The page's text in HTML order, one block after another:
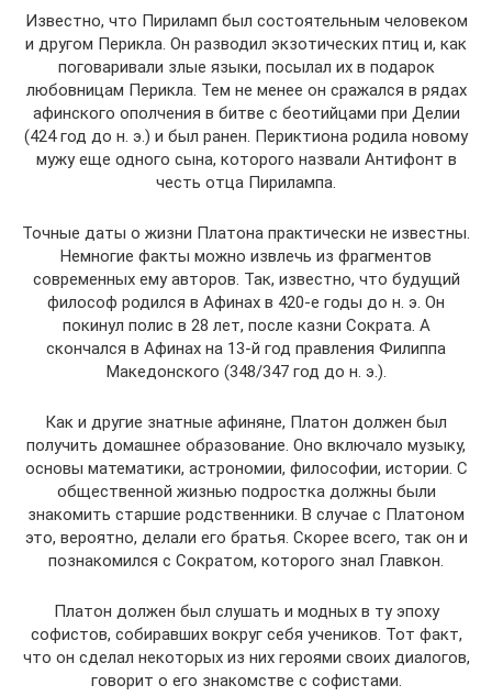
Известно, что Пириламп был состоятельным человеком
и другом Перикла. Он разводил экзотических птиц и, как
поговаривали злые языки, посылал их в подарок
любовницам Перикла. Тем не менее он сражался в рядах
афинского ополчения в битве с беотийцами при Делии
(424 год до н. э.) и был ранен. Периктиона родила новому
мужу еще одного сына, которого назвали Антифонт в
честь отца Пирилампа.
Точные даты о жизни Платона практически не известны.
Немногие факты можно извлечь из фрагментов
современных ему авторов. Так, известно, что будущий
философ родился в Афинах в 420-е годы до н. э. Он
покинул полис в 28 лет, после казни Сократа. А
скончался в Афинах на 13-й год правления Филиппа
Македонского (348/347 год до н. э.).
Как и другие знатные афиняне, Платон должен был
получить домашнее образование. Оно включало музыку,
основы математики, астрономии, философии, истории. С
общественной жизнью подростка должны были
знакомить старшие родственники. В случае с Платоном
это, вероятно, делали его братья. Скорее всего, так он и
познакомился с Сократом, которого знал Главкон.
Платон должен был слушать и модных в ту эпоху
софистов, собиравших вокруг себя учеников. Тот факт,
что он сделал некоторых из них героями своих диалогов,
говорит о его знакомстве с софистами.